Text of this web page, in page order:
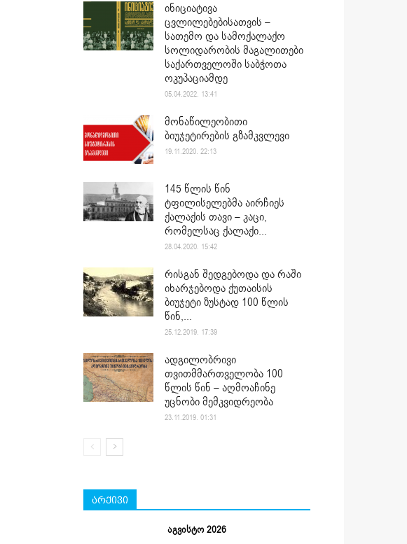
ინიციატივა
ცვლილებებისათვის –
სათემო და სამოქალაქო
სოლიდარობის მაგალითები
საქართველოში საბჭოთა
ოკუპაციამდე
05.04.2022. 13:41
მონაწილეობითი
ბიუჯეტირების გზამკვლევი
19.11.2020. 22:13
145 წლის წინ
ტფილისელებმა აირჩიეს
ქალაქის თავი – კაცი,
რომელსაც ქალაქი...
28.04.2020. 15:42
რისგან შედგებოდა და რაში
იხარჯებოდა ქუთაისის
ბიუჯეტი ზუსტად 100 წლის
წინ,...
25.12.2019. 17:39
ადგილობრივი
თვითმმართველობა 100
წლის წინ – აღმოაჩინე
უცნობი მემკვიდრეობა
23.11.2019. 01:31
არქივი
აგვისტო 2026